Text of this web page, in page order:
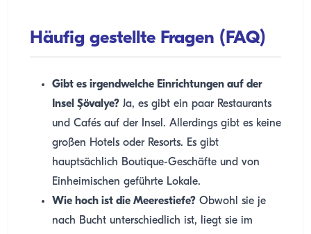
Häufig gestellte Fragen (FAQ)
Gibt es irgendwelche Einrichtungen auf der
Insel Şövalye? Ja, es gibt ein paar Restaurants
und Cafés auf der Insel. Allerdings gibt es keine
großen Hotels oder Resorts. Es gibt
hauptsächlich Boutique-Geschäfte und von
Einheimischen geführte Lokale.
Wie hoch ist die Meerestiefe? Obwohl sie je
nach Bucht unterschiedlich ist, liegt sie im